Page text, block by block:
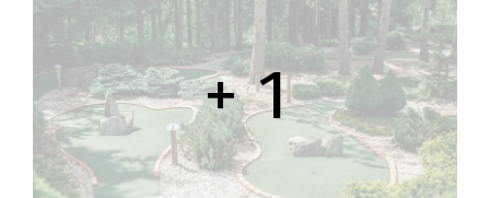
+ 1